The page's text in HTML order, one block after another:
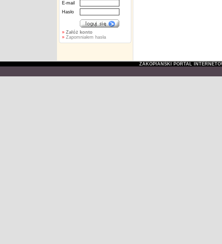
E-mail
Hasło
» Załóż konto
»Zapomniałem hasła
ZAKOPIAŃSKI PORTAL